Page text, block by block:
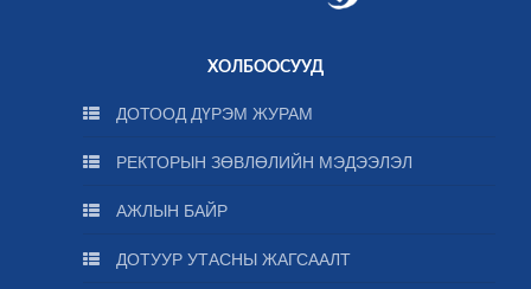
ХОЛБООСУУД
ДОТООД ДҮРЭМ ЖУРАМ
РЕКТОРЫН ЗӨВЛӨЛИЙН МЭДЭЭЛЭЛ
АЖЛЫН БАЙР
ДОТУУР УТАСНЫ ЖАГСААЛТ